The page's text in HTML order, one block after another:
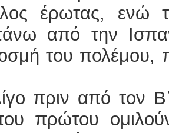
έρωτας, ενώ
από την
του
πριν από τον
πρώτου